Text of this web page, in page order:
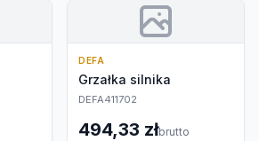
DEFA
Grzałka silnika
DEFA411702
494,33 złbrutto